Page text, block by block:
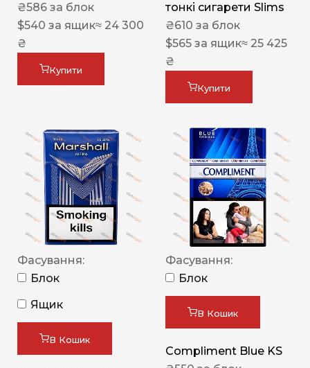
₴586 за блок
$540 за ящик≈ 24 300
₴
Купити
тонкі сигарети Slims
₴610 за блок
$565 за ящик≈ 25 425
₴
Купити
Фасування:
Блок
Ящик
В Кошик
Фасування:
Блок
В Кошик
Compliment Blue KS